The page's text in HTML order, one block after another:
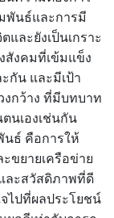
พันธ์และการมี
ละยังเป็นเกราะ
สังคมที่เข้มแข็ง
กัน และมีเป้า
งกว้าง ที่มีบทบาท
นเองเช่นกัน
ธ์ คือการให้
ขยายเครือข่าย
ละสวัสดิภาพที่ดี
ไปที่ผลประโยชน์